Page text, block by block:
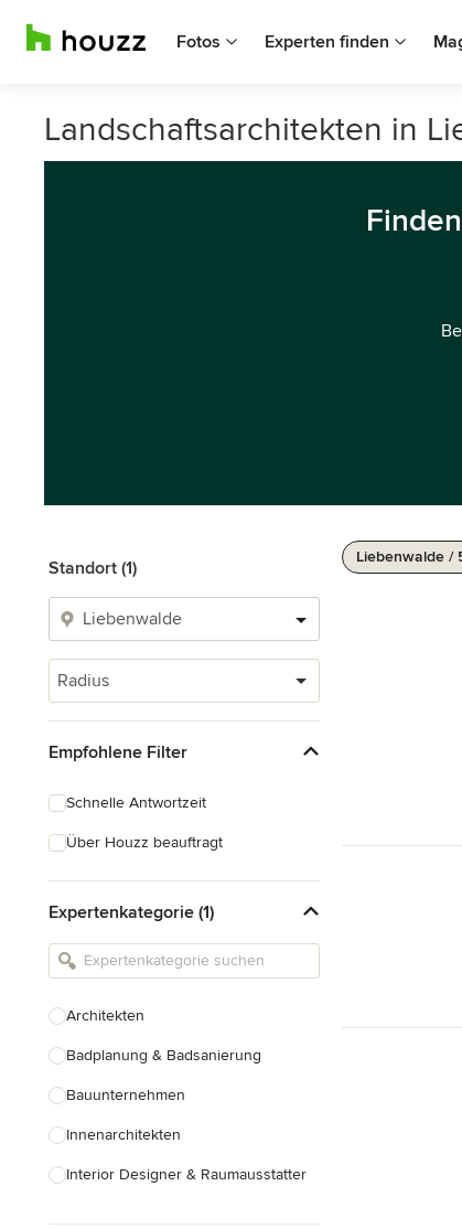
Fotos Experten finden
Landschaftsarchitekten in
Standort (1)
Radius
Empfohlene Filter
Schnelle Antwortzeit
Über Houzz beauftragt
Expertenkategorie (1)
Architekten
Badplanung & Badsanierung
Bauunternehmen
Innenarchitekten
Interior Designer & Raumausstatter
Liebenwalde /